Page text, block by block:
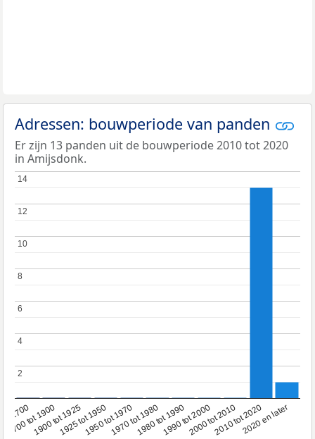
Adressen: bouwperiode van panden
Er zijn 13 panden uit de bouwperiode 2010 tot 2020
in Amijsdonk.
1700
1700 tot 1900
1900 tot 19251925 tot 19501950 tot 19701970 tot 19801980 tot 19901990 tot 20002000 tot 20102010 tot 20202020 en later
2
2
4
4
6
6
8
8
10
10
12
12
14
14